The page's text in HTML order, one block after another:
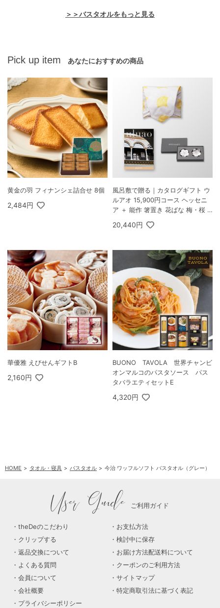
＞＞バスタオルをもっと見る
Pick up item あなたにおすすめの商品
黄金の羽 フィナンシェ詰合せ 8個
2,484円
風呂敷で贈る｜カタログギフト ウ
ルアオ 15,900円コース ヘッセニ
ア ＋ 能作 箸置き 花ばな 梅・桜 2
20,440円
華優雅 えびせんギフトB
2,160円
BUONO TAVOLA 世界チャンビ
オンマルコのパスタソース パス
タバラエティセットE
4,320円
HOME タオル・寝具 バスタオル 今治 ワッフルソフト バスタオル（グレー）
User Guide ご利用ガイド
theDeのこだわり
お支払方法
クリップする
検討中に保存
返品交換について
お届け方法配送料について
よくある質問
クーポンのご利用方法
会員について
サイトマップ
会社概要
特定商取引法に基づく表記
プライバシーポリシー